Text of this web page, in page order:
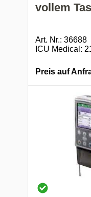
vollem
Art. Nr.: 36688
ICU Medical:
Preis auf